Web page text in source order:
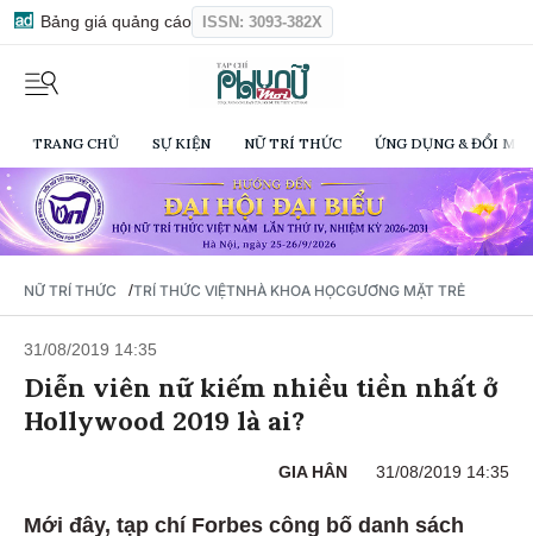
Bảng giá quảng cáo ISSN: 3093-382X
TRANG CHỦ SỰ KIỆN NỮ TRÍ THỨC ỨNG DỤNG & ĐỔI
NỮ TRÍ THỨC /TRÍ THỨC VIỆTNHÀ KHOA HỌCGƯƠNG MẶT TRẺ
31/08/2019 14:35
Diễn viên nữ kiếm nhiều tiền nhất ở
Hollywood 2019 là ai?
GIA HÂN 31/08/2019 14:35
Mới đây, tạp chí Forbes công bố danh sách